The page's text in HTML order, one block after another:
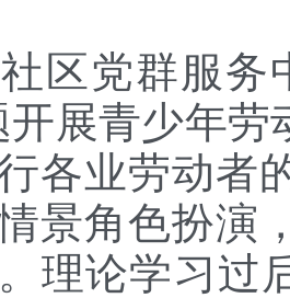
区党群服务
开展青少年
各业劳动者
景角色扮演
理论学习过